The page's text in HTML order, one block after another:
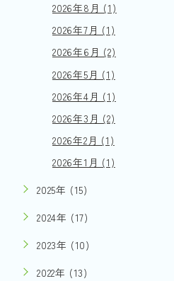
2026年8月 (1)
2026年7月 (1)
2026年6月 (2)
2026年5月 (1)
2026年4月 (1)
2026年3月 (2)
2026年2月 (1)
2026年1月 (1)
2025年 (15)
2024年 (17)
2023年 (10)
2022年 (13)